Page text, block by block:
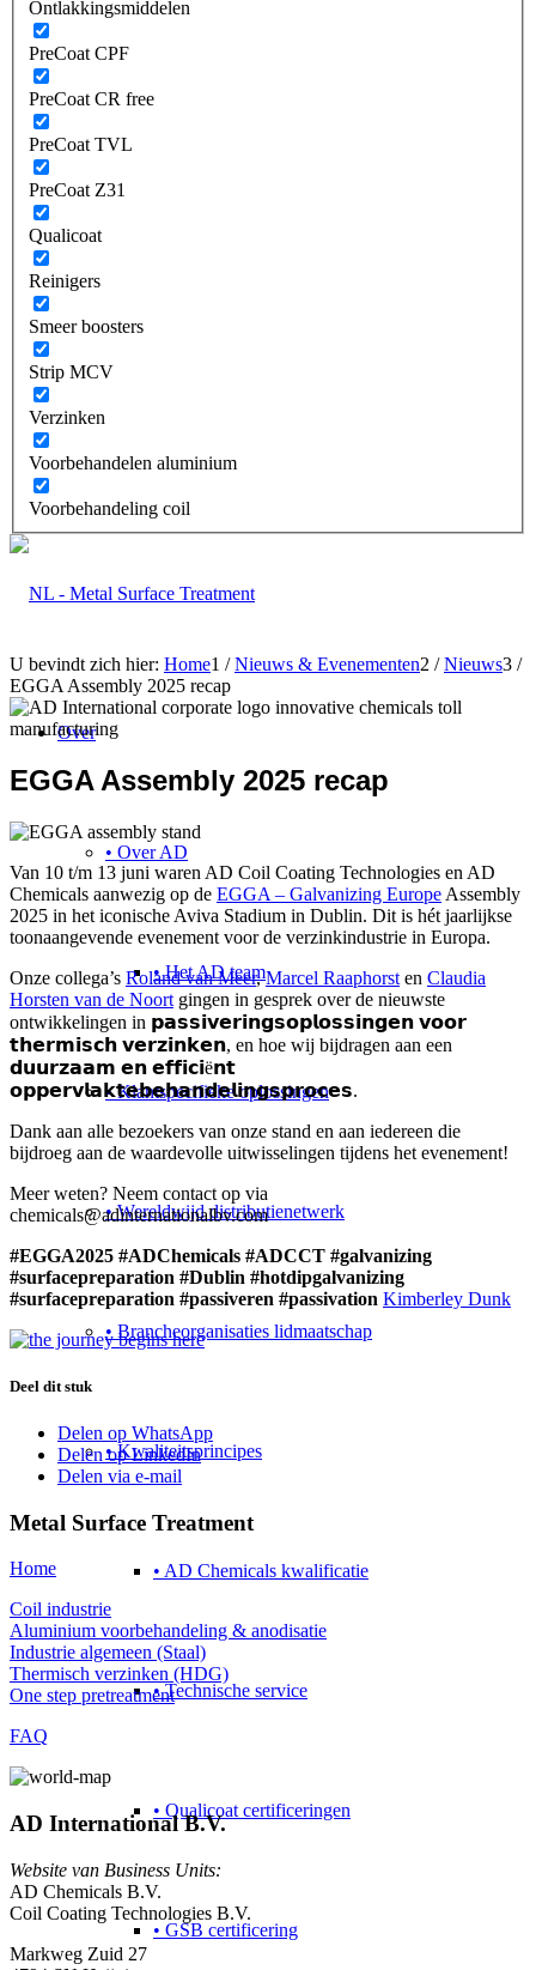
Ontlakkingsmiddelen
PreCoat CPF
PreCoat CR free
PreCoat TVL
PreCoat Z31
Qualicoat
Reinigers
Smeer boosters
Strip MCV
Verzinken
Voorbehandelen aluminium
Voorbehandeling coil
Over
• Over AD
• Het AD team
• Klantspecifieke oplossingen
• Wereldwijd distributienetwerk
• Brancheorganisaties lidmaatschap
• Kwaliteitsprincipes
• AD Chemicals kwalificatie
• Technische service
• Qualicoat certificeringen
• GSB certificering
U bevindt zich hier: Home1 / Nieuws & Evenementen2 / Nieuws3 /
EGGA Assembly 2025 recap
EGGA Assembly 2025 recap
Van 10 t/m 13 juni waren AD Coil Coating Technologies en AD
Chemicals aanwezig op de EGGA – Galvanizing Europe Assembly
2025 in het iconische Aviva Stadium in Dublin. Dit is hét jaarlijkse
toonaangevende evenement voor de verzinkindustrie in Europa.
Onze collega’s Roland van Meer,Marcel Raaphorst en Claudia
Horsten van de Noort gingen in gesprek over de nieuwste
ontwikkelingen in 𝗽𝗮𝘀𝘀𝗶𝘃𝗲𝗿𝗶𝗻𝗴𝘀𝗼𝗽𝗹𝗼𝘀𝘀𝗶𝗻𝗴𝗲𝗻 𝘃𝗼𝗼𝗿
𝘁𝗵𝗲𝗿𝗺𝗶𝘀𝗰𝗵 𝘃𝗲𝗿𝘇𝗶𝗻𝗸𝗲𝗻, en hoe wij bijdragen aan een
𝗱𝘂𝘂𝗿𝘇𝗮𝗮𝗺 𝗲𝗻 𝗲𝗳𝗳𝗶𝗰𝗶ë𝗻𝘁
𝗼𝗽𝗽𝗲𝗿𝘃𝗹𝗮𝗸𝘁𝗲𝗯𝗲𝗵𝗮𝗻𝗱𝗲𝗹𝗶𝗻𝗴𝘀𝗽𝗿𝗼𝗰𝗲𝘀.
Dank aan alle bezoekers van onze stand en aan iedereen die
bijdroeg aan de waardevolle uitwisselingen tijdens het evenement!
Meer weten? Neem contact op via
chemicals@adinternationalbv.com
#EGGA2025 #ADChemicals #ADCCT #galvanizing
#surfacepreparation #Dublin #hotdipgalvanizing
#surfacepreparation #passiveren #passivation Kimberley Dunk
Deel dit stuk
Delen op WhatsApp
Delen op LinkedIn
Delen via e-mail
Metal Surface Treatment
Home
Coil industrie
Aluminium voorbehandeling & anodisatie
Industrie algemeen (Staal)
Thermisch verzinken (HDG)
One step pretreatment
FAQ
AD International B.V.
Website van Business Units:
AD Chemicals B.V.
Coil Coating Technologies B.V.
Markweg Zuid 27